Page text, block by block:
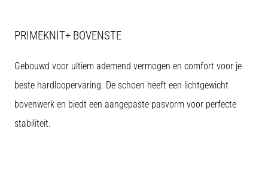
na
Een
van
meest
voorkomende
PRIMEKNIT+ BOVENSTE
Gebouwd voor ultiem ademend vermogen en comfort voor je
beste hardloopervaring. De schoen heeft een lichtgewicht
bovenwerk en biedt een aangepaste pasvorm voor perfecte
stabiliteit.